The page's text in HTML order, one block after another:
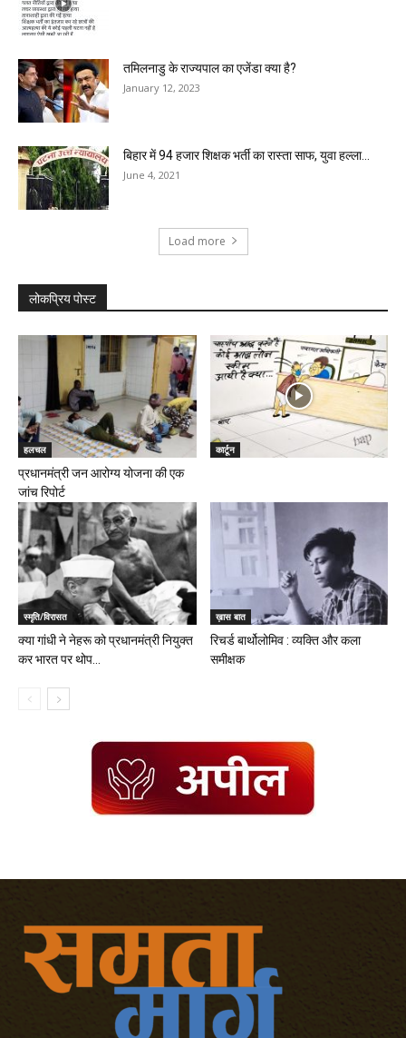
तमिलनाडु के राज्यपाल का एजेंडा क्या है?
January 12, 2023
बिहार में 94 हजार शिक्षक भर्ती का रास्ता साफ, युवा हल्ला...
June 4, 2021
Load more
लोकप्रिय पोस्ट
हलचल
प्रधानमंत्री जन आरोग्य योजना की एक
जांच रिपोर्ट
कार्टून
स्मृति/विरासत
क्या गांधी ने नेहरू को प्रधानमंत्री नियुक्त
कर भारत पर थोप...
ख़ास बात
रिचर्ड बार्थोलोमिव : व्यक्ति और कला
समीक्षक